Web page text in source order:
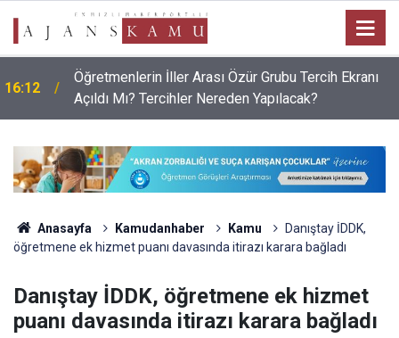
16:12
Öğretmenlerin İller Arası Özür Grubu Tercih Ekranı
Açıldı Mı? Tercihler Nereden Yapılacak?
Anasayfa Kamudanhaber Kamu
Danıştay İDDK,
öğretmene ek hizmet puanı davasında itirazı karara bağladı
Danıştay İDDK, öğretmene ek hizmet
puanı davasında itirazı karara bağladı